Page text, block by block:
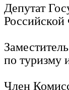
Депутат
по туризму
Член